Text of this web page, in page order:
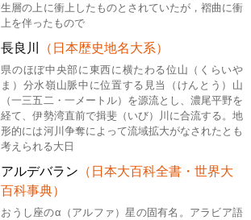
生層の上に衝上したものとされていたが，褶曲に衝
上を伴ったもので
長良川 （日本歴史地名大系）
県のほぼ中央部に東西に横たわる位山（くらいや
ま）分水嶺山脈中に位置する見当（けんとう）山
（一三五二・一メートル）を源流とし、濃尾平野を
経て、伊勢湾直前で揖斐（いび）川に合流する。地
形的には河川争奪によって流域拡大がなされたとも
考えられる大日
アルデバラン （日本大百科全書・世界大
百科事典）
おうし座のα（アルファ）星の固有名。アラビア語